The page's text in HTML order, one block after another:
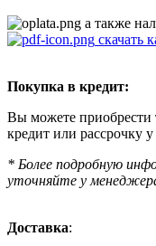
а также
скачать
Покупка в кредит:
Вы можете приобрести
кредит или рассрочку
* Более подробную
уточняйте у
Доставка: